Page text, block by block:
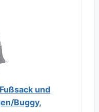
und
Buggy,